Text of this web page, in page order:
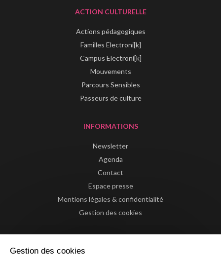
ACTION CULTURELLE
Actions pédagogiques
Familles Electroni[k]
Campus Electroni[k]
Mouvements
Parcours Sensibles
Passeurs de culture
INFORMATIONS
Newsletter
Agenda
Contact
Espace presse
Mentions légales & confidentialité
Gestion des cookies
Gestion des cookies